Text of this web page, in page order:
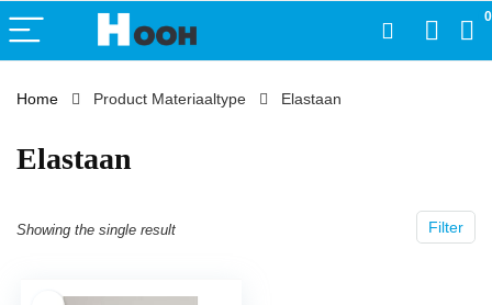
0
Home Product Materiaaltype ‎Elastaan
‎Elastaan
Filter
Showing the single result